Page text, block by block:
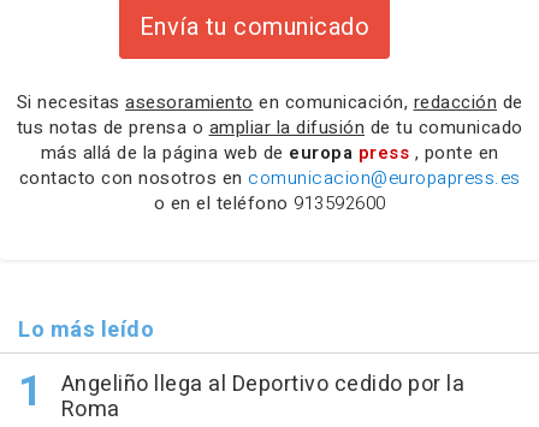
Envía tu comunicado
Si necesitas asesoramiento en comunicación, redacción de
tus notas de prensa o ampliar la difusión de tu comunicado
más allá de la página web de europa press , ponte en
contacto con nosotros en comunicacion@europapress.es
o en el teléfono 913592600
Lo más leído
Angeliño llega al Deportivo cedido por la
Roma